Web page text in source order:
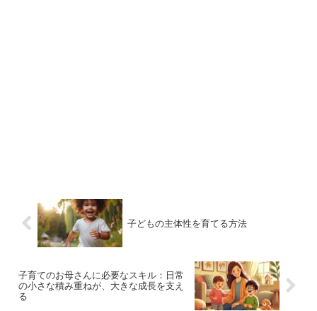
子どもの主体性を育てる方法
子育てのお母さんに必要なスキル：日常
の小さな積み重ねが、大きな成長を支え
る